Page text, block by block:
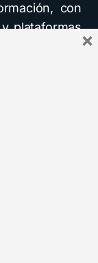
con
plataformas
Youtube o
de
al máximo
embargo
aprender
sencillos y
su empresa
de lo mejor
en los
cuenta de
×